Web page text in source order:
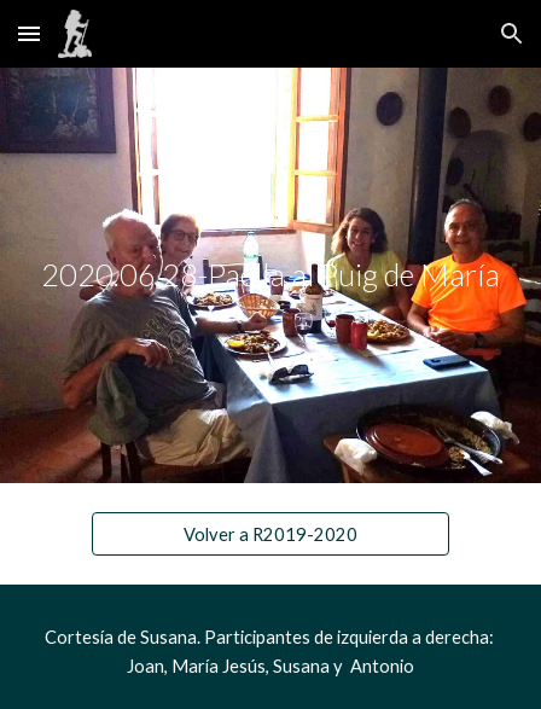
Skip to main content Skip to navigation
2020.06.28-Paella al Puig de María
Volver a R2019-2020
Cortesía de Susana. Participantes de izquierda a derecha:
Joan, María Jesús, Susana y  Antonio